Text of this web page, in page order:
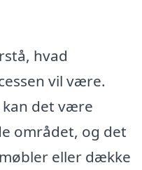
hvad
vil være.
kan det være
området, og det
eller dække